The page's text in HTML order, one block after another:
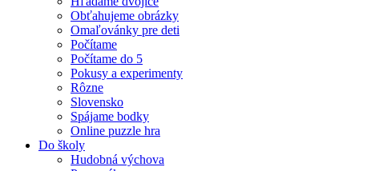
Obťahujeme obrázky
Omaľovánky pre deti
Počítame
Počítame do 5
Pokusy a experimenty
Rôzne
Slovensko
Spájame bodky
Online puzzle hra
Do školy
Hudobná výchova